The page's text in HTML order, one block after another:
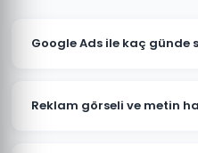
Google Ads ile kaç günde
kampanyası genellikle 7-
Reklam görseli ve metin